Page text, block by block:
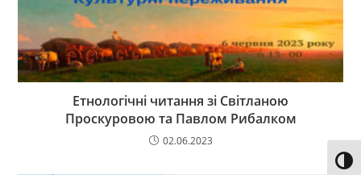
Етнологічні читання зі Світланою
Проскуровою та Павлом Рибалком
02.06.2023